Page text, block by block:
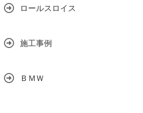
ロールスロイス
施工事例
ＢＭＷ